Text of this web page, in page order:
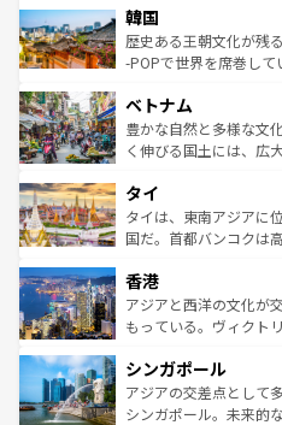
はコンテンツ一覧
いる。アクティビティ
ビング、ハイキングな
い。オーストラリアの
参照してほしい。
ン）、静ひつな山岳地
と山間の静けさが共存
驚きをもたらしてくれ
容にもいいと評判のス
が味わえる。
照してほしい。
韓国
歴史ある王朝文化が残
-POPで世界を席巻して
き、地方に足を延ばせ
できる。そして、キム
まで、さまざまな韓国
リティに包まれながら
わっ
覧を参照してほしい。
ベトナム
豊かな自然と多様な文
く伸びる国土には、広
急速な発展と共に伝統
ーチミン市のフランス
醸し出している。また
とつ。フォーやバイン
ひ現地で味わいたい。
が旅行者を迎えてくれ
参照してほしい。
タイ
タイは、東南アジアに
国だ。首都バンコクは
の活気が交差している
帯で自然と触れ合い、
いビーチでリゾート気
激する。気候は一年中
が待っている。親しみ
た文化、そして多様な
香港
アジアと西洋の文化が
もっている。ヴィクト
み、どこを訪れても感
ており、効率よく見ど
うな絶景から文化的な
シンガポール
アジアの交差点として
シンガポール。未来的